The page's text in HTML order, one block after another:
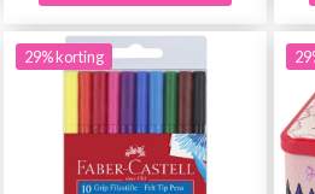
29% korting